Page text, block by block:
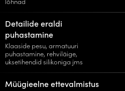
lõhnad
Detailide eraldi
puhastamine
Klaaside pesu, armatuuri
puhastamine, rehviläige,
uksetihendid silikoniga jms
Müügieelne ettevalmistus